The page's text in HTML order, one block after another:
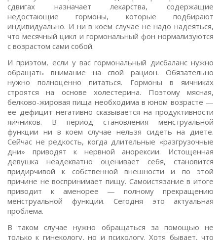
сдвигах назначает лекарства, содержащие
недостающие гормоны, которые подбирают
индивидуально. И ни в коем случае не надо надеяться,
что месячный цикл и гормональный фон нормализуются
с возрастом сами собой.
И приэтом, если у вас гормональный дисбаланс нужно
обращать внимание на свой рацион. Обязательно
нужно полноценно питаться. Гормоны в яичниках
строятся на основе холестерина. Поэтому мясная,
белково-жировая пища необходима в юном возрасте —
ее дефицит негативно сказывается на продуктивности
яичников. В период становления менструальной
функции ни в коем случае нельзя сидеть на диете.
Сейчас не редкость, когда длительные «разгрузочные
дни» приводят к нервной анорексии. Истощенная
девушка неадекватно оценивает себя, становится
придирчивой к собственной внешности и по этой
причине не воспринимает пищу. Самоистязание в итоге
приводит к аменорее — полному прекращению
менструальной функции. Сегодня это актуальная
проблема.
В таком случае нужно обращаться за помощью не
только к гинекологу, но и психологу. Хотя бывает, что